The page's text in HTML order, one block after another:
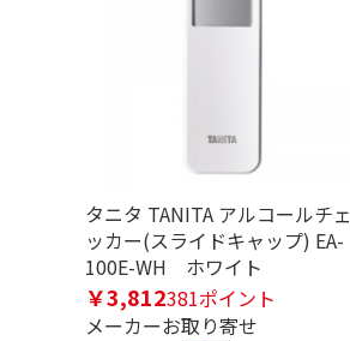
タニタ TANITA アルコールチェ
ッカー(スライドキャップ) EA-
100E-WH ホワイト
￥3,812381ポイント
メーカーお取り寄せ
据置タイプ
3段階
国内･海外対応で絞り込む
国内･海外兼用